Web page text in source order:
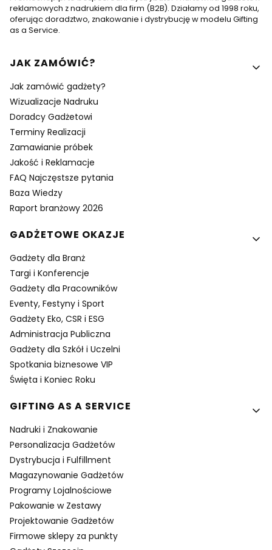
reklamowych z nadrukiem dla firm (B2B). Działamy od 1998 roku,
oferując doradztwo, znakowanie i dystrybucję w modelu Gifting
as a Service.
Linki w stopce
JAK ZAMÓWIĆ?
Jak zamówić gadżety?
Wizualizacje Nadruku
Doradcy Gadżetowi
Terminy Realizacji
Zamawianie próbek
Jakość i Reklamacje
FAQ Najczęstsze pytania
Baza Wiedzy
Raport branżowy 2026
GADŻETOWE OKAZJE
Gadżety dla Branż
Targi i Konferencje
Gadżety dla Pracowników
Eventy, Festyny i Sport
Gadżety Eko, CSR i ESG
Administracja Publiczna
Gadżety dla Szkół i Uczelni
Spotkania biznesowe VIP
Święta i Koniec Roku
GIFTING AS A SERVICE
Nadruki i Znakowanie
Personalizacja Gadżetów
Dystrybucja i Fulfillment
Magazynowanie Gadżetów
Programy Lojalnościowe
Pakowanie w Zestawy
Projektowanie Gadżetów
Firmowe sklepy za punkty